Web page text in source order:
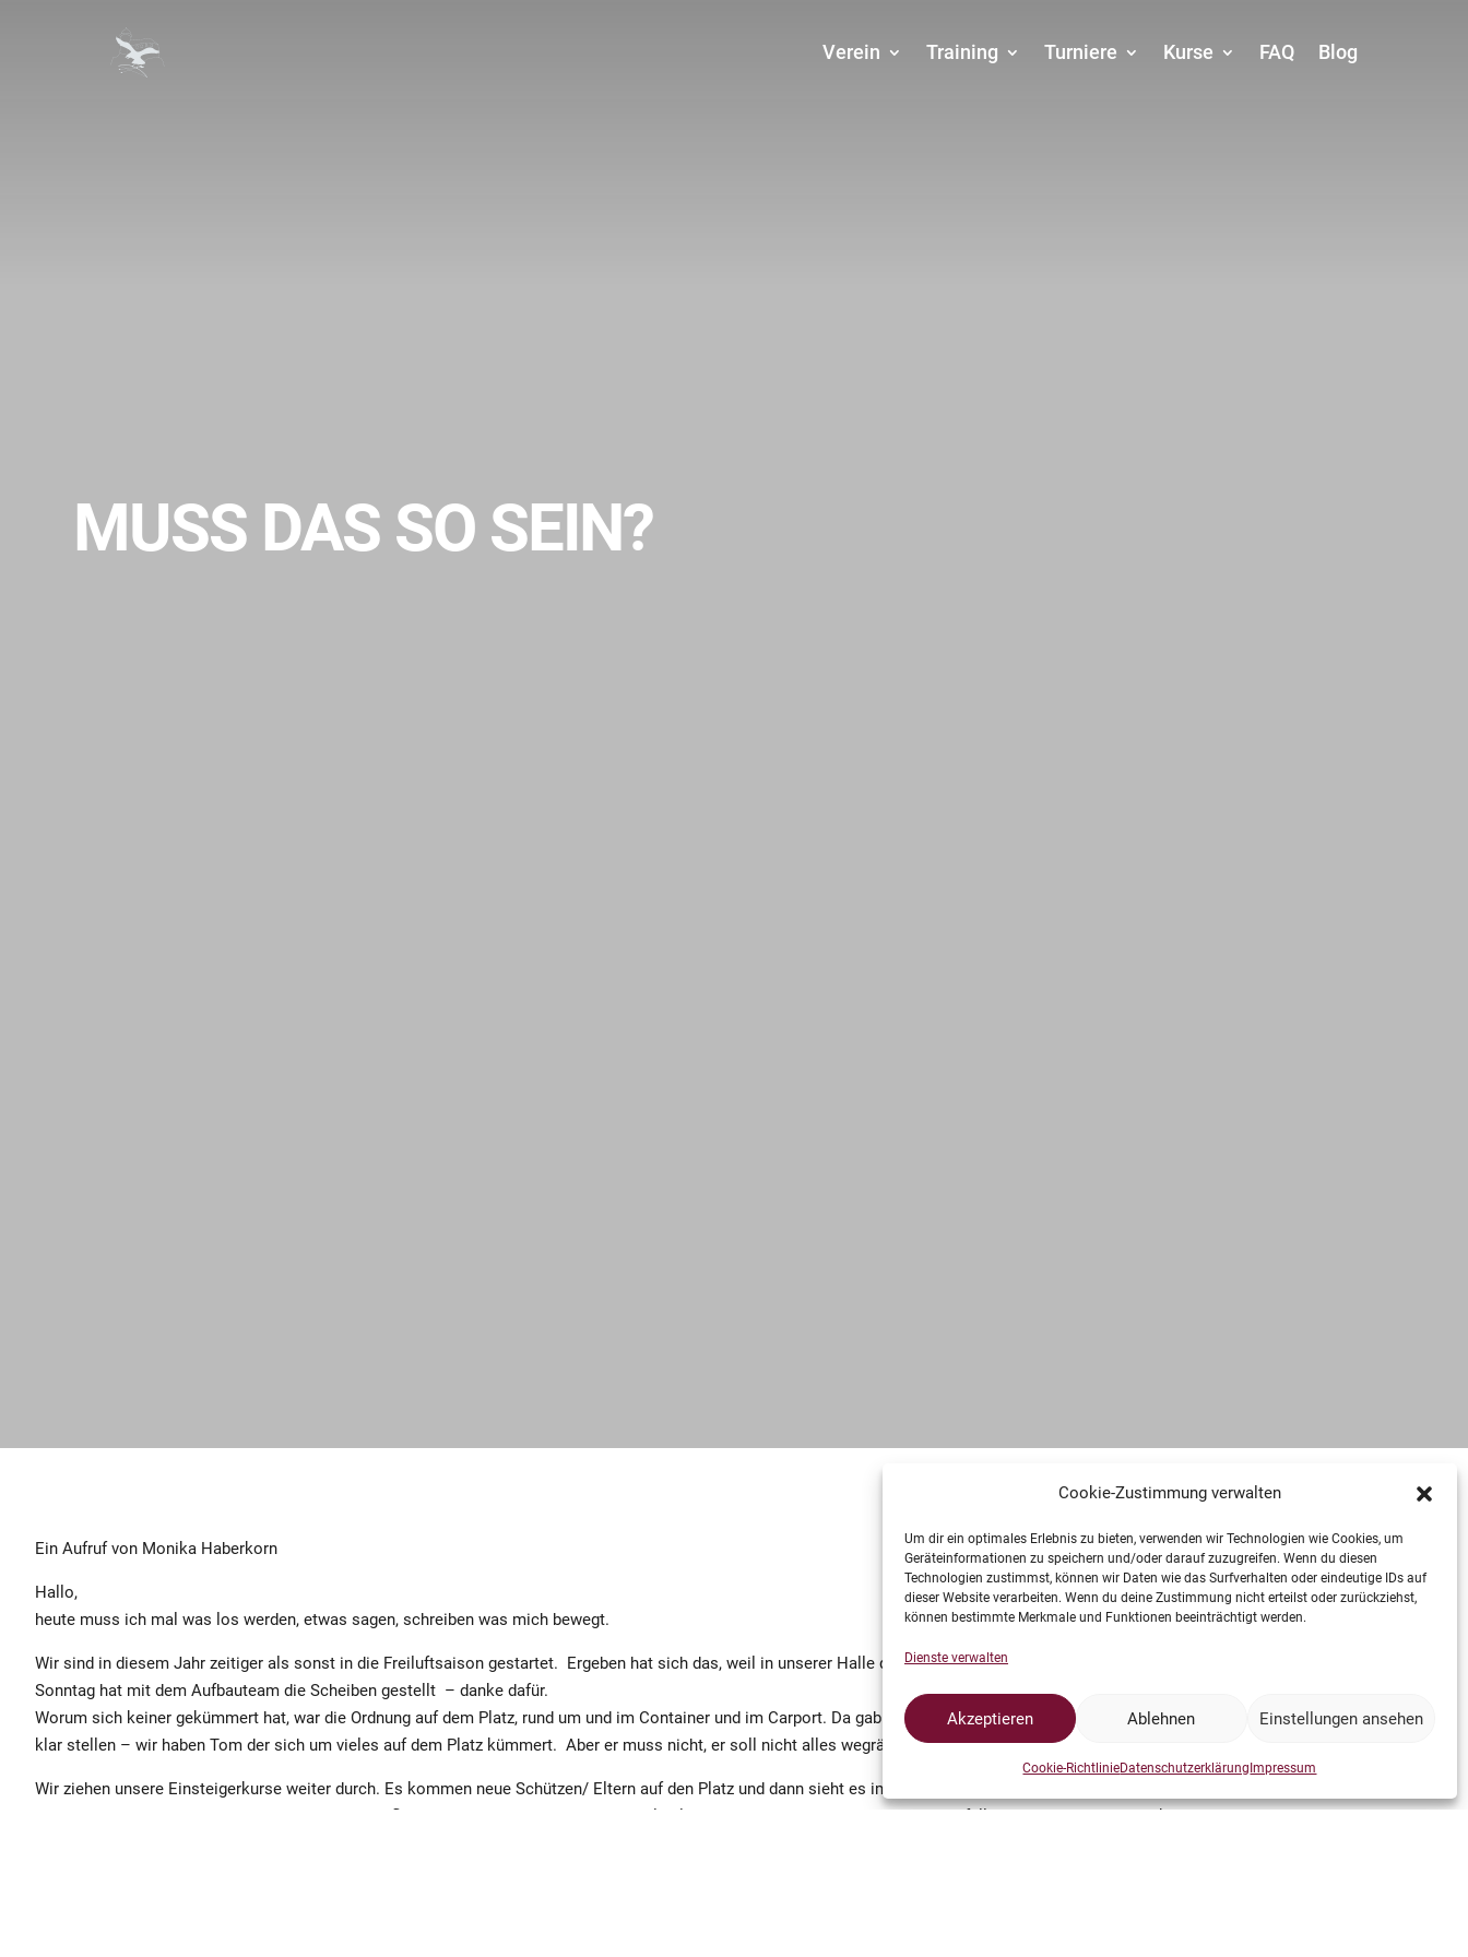
Cookie-Zustimmung verwalten
Um dir ein optimales Erlebnis zu bieten, verwenden wir Technologien wie Cookies, um
Geräteinformationen zu speichern und/oder darauf zuzugreifen. Wenn du diesen
Technologien zustimmst, können wir Daten wie das Surfverhalten oder eindeutige IDs auf
dieser Website verarbeiten. Wenn du deine Zustimmung nicht erteilst oder zurückziehst,
können bestimmte Merkmale und Funktionen beeinträchtigt werden.
Dienste verwalten
Akzeptieren Ablehnen Einstellungen ansehen
Cookie-RichtlinieDatenschutzerklärung Impressum
Verein Training Turniere Kurse FAQ Blog
MUSS DAS SO SEIN?
Ein Aufruf von Monika Haberkorn
Hallo,
heute muss ich mal was los werden, etwas sagen, schreiben was mich bewegt.
Wir sind in diesem Jahr zeitiger als sonst in die Freiluftsaison gestartet. Ergeben hat sich das, weil in unserer Halle der Fußboden gemacht wurde. Das Wetter hat auch mitgespielt, Tom
Sonntag hat mit dem Aufbauteam die Scheiben gestellt – danke dafür.
Worum sich keiner gekümmert hat, war die Ordnung auf dem Platz, rund um und im Container und im Carport. Da gab es Stellen da sah es wir bei Luis Hempel im Rucksack. Lasst mich eins
klar stellen – wir haben Tom der sich um vieles auf dem Platz kümmert. Aber er muss nicht, er soll nicht alles wegräumen.
Wir ziehen unsere Einsteigerkurse weiter durch. Es kommen neue Schützen/ Eltern auf den Platz und dann sieht es im Container aus – als wenn vor Jahren das letzte mal sauber gemacht
wurde. Die Küche verdient den Namen nicht, Bierflaschen der Kreuz und der Quer. Vieles liegt rum – wie gerade aus der Hand gefallen. Der Orgraum hinten kein Deut besser.